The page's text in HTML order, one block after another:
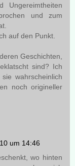
Ungereimtheiten
und zum
auf den Punkt.
Geschichten,
sind? Ich
wahrscheinlich
noch origineller
um 14:46
wo hinten